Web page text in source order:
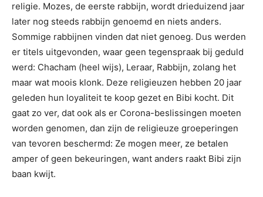
religie. Mozes, de eerste rabbijn, wordt drieduizend jaar
later nog steeds rabbijn genoemd en niets anders.
Sommige rabbijnen vinden dat niet genoeg. Dus werden
er titels uitgevonden, waar geen tegenspraak bij geduld
werd: Chacham (heel wijs), Leraar, Rabbijn, zolang het
maar wat moois klonk. Deze religieuzen hebben 20 jaar
geleden hun loyaliteit te koop gezet en Bibi kocht. Dit
gaat zo ver, dat ook als er Corona-beslissingen moeten
worden genomen, dan zijn de religieuze groeperingen
van tevoren beschermd: Ze mogen meer, ze betalen
amper of geen bekeuringen, want anders raakt Bibi zijn
baan kwijt.